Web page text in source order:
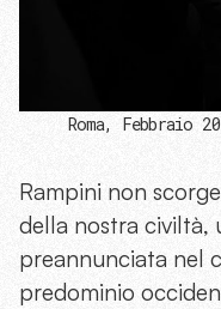
Roma, Febbraio
Rampini non
della nostra civiltà,
preannunciata nel
predominio